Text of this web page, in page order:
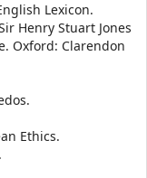
Lexicon.
Henry Stuart Jones
Oxford: Clarendon
Ethics.